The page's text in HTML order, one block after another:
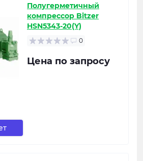
Полугерметичный
компрессор Bitzer
HSN5343-20(Y)
0
Цена по запросу